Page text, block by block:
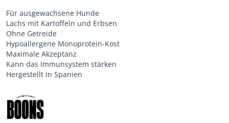
Für ausgewachsene Hunde
Lachs mit Kartoffeln und Erbsen
Ohne Getreide
Hypoallergene Monoprotein-Kost
Maximale Akzeptanz
Kann das Immunsystem stärken
Hergestellt in Spanien